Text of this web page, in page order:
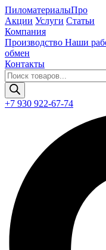
ПиломатериалыПро
Акции Услуги Статьи
Компания
Производство Наши
обмен
Контакты
Поиск
товаров
+7 930 922-67-74